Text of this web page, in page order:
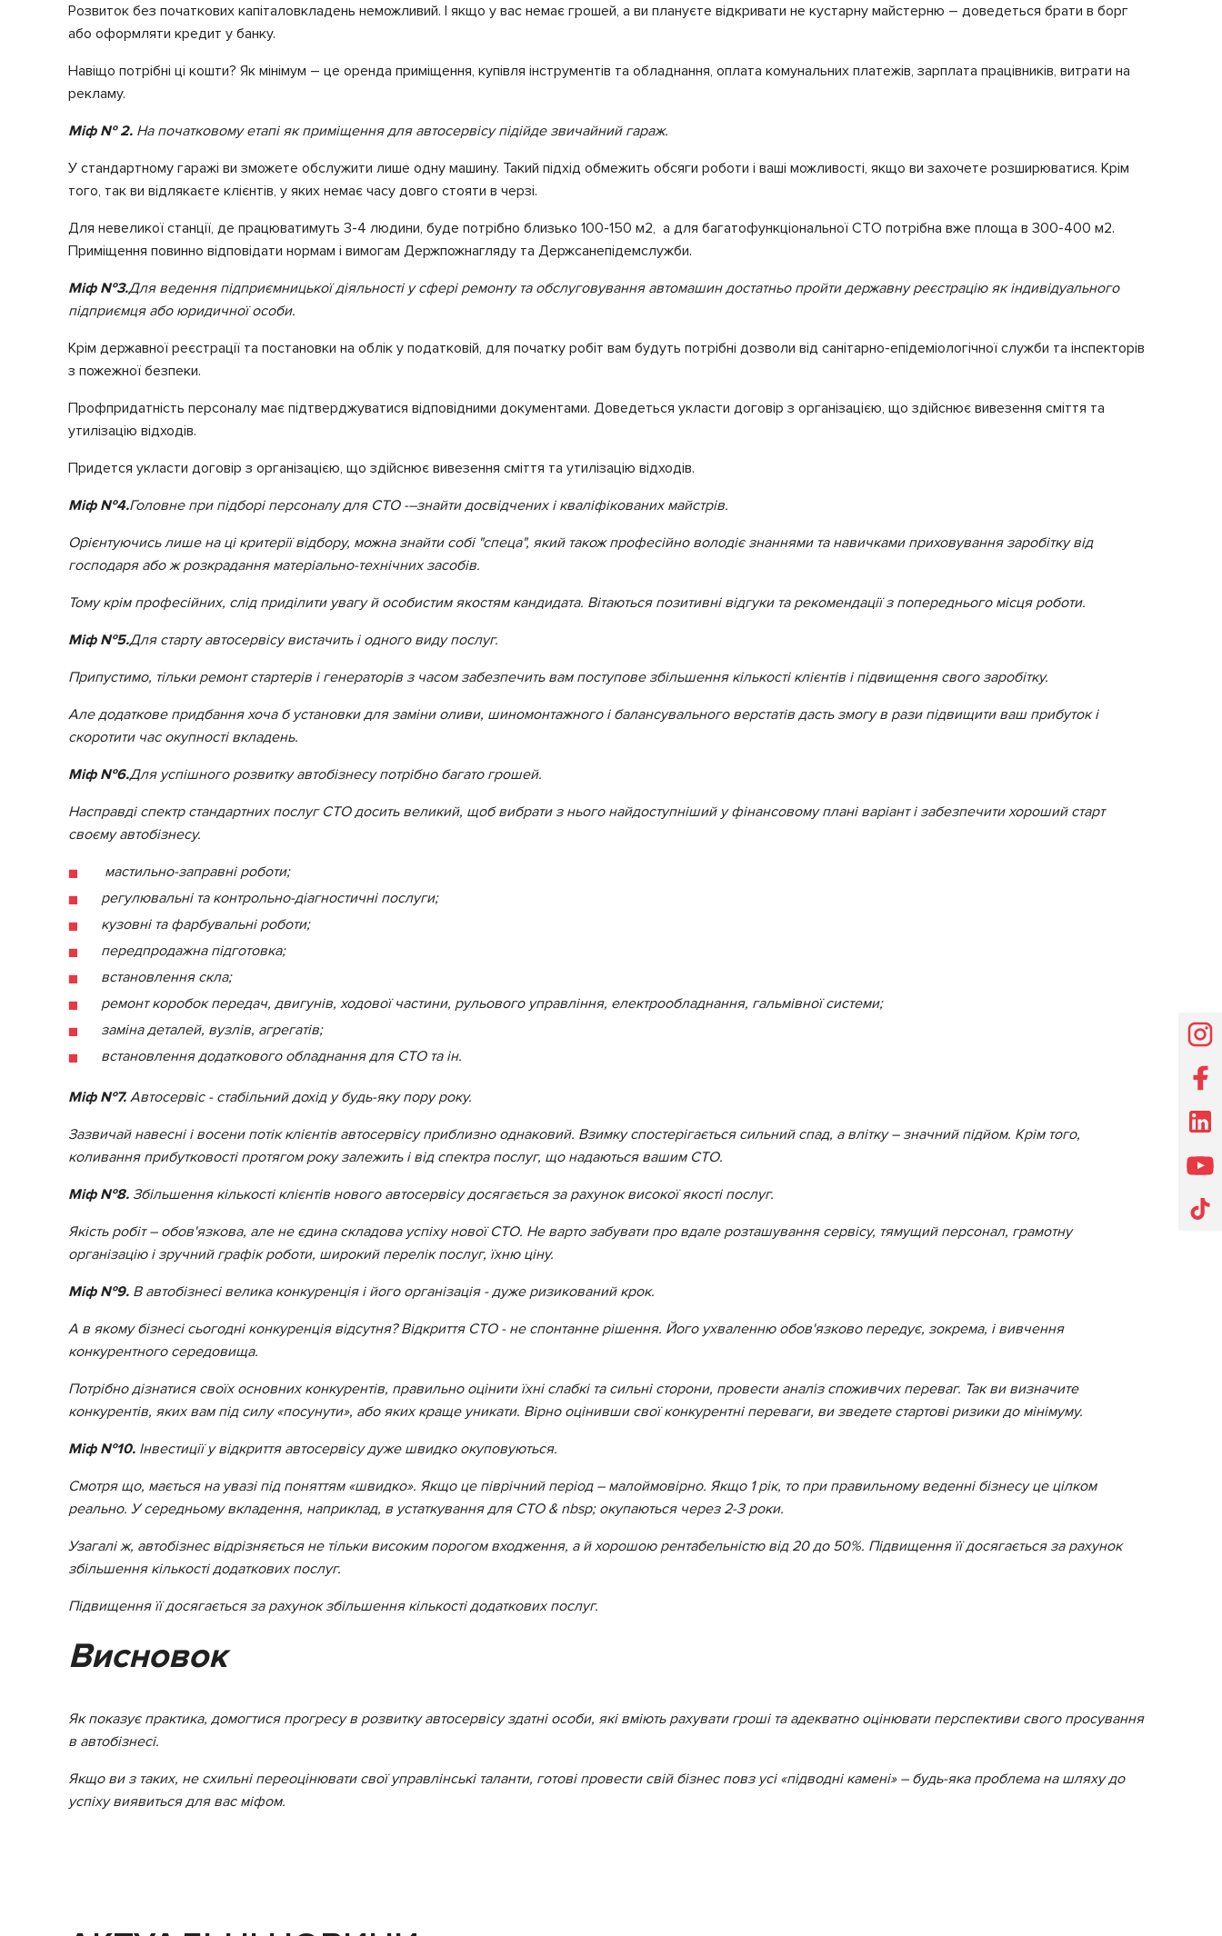
Розвиток без початкових капіталовкладень неможливий. І якщо у вас немає грошей, а ви плануєте відкривати не кустарну майстерню – доведеться брати в борг
або оформляти кредит у банку.
Навіщо потрібні ці кошти? Як мінімум – це оренда приміщення, купівля інструментів та обладнання, оплата комунальних платежів, зарплата працівників, витрати на
рекламу.
Міф № 2. На початковому етапі як приміщення для автосервісу підійде звичайний гараж.
У стандартному гаражі ви зможете обслужити лише одну машину. Такий підхід обмежить обсяги роботи і ваші можливості, якщо ви захочете розширюватися. Крім
того, так ви відлякаєте клієнтів, у яких немає часу довго стояти в черзі.
Для невеликої станції, де працюватимуть 3-4 людини, буде потрібно близько 100-150 м2, а для багатофункціональної СТО потрібна вже площа в 300-400 м2.
Приміщення повинно відповідати нормам і вимогам Держпожнагляду та Держсанепідемслужби.
Міф №3.Для ведення підприємницької діяльності у сфері ремонту та обслуговування автомашин достатньо пройти державну реєстрацію як індивідуального
підприємця або юридичної особи.
Крім державної реєстрації та постановки на облік у податковій, для початку робіт вам будуть потрібні дозволи від санітарно-епідеміологічної служби та інспекторів
з пожежної безпеки.
Профпридатність персоналу має підтверджуватися відповідними документами. Доведеться укласти договір з організацією, що здійснює вивезення сміття та
утилізацію відходів.
Придется укласти договір з організацією, що здійснює вивезення сміття та утилізацію відходів.
Міф №4.Головне при підборі персоналу для СТО -–знайти досвідчених і кваліфікованих майстрів.
Орієнтуючись лише на ці критерії відбору, можна знайти собі "спеца", який також професійно володіє знаннями та навичками приховування заробітку від
господаря або ж розкрадання матеріально-технічних засобів.
Тому крім професійних, слід приділити увагу й особистим якостям кандидата. Вітаються позитивні відгуки та рекомендації з попереднього місця роботи.
Міф №5.Для старту автосервісу вистачить і одного виду послуг.
Припустимо, тільки ремонт стартерів і генераторів з часом забезпечить вам поступове збільшення кількості клієнтів і підвищення свого заробітку.
Але додаткове придбання хоча б установки для заміни оливи, шиномонтажного і балансувального верстатів дасть змогу в рази підвищити ваш прибуток і
скоротити час окупності вкладень.
Міф №6.Для успішного розвитку автобізнесу потрібно багато грошей.
Насправді спектр стандартних послуг СТО досить великий, щоб вибрати з нього найдоступніший у фінансовому плані варіант і забезпечити хороший старт
своєму автобізнесу.
мастильно-заправні роботи;
регулювальні та контрольно-діагностичні послуги;
кузовні та фарбувальні роботи;
передпродажна підготовка;
встановлення скла;
ремонт коробок передач, двигунів, ходової частини, рульового управління, електрообладнання, гальмівної системи;
заміна деталей, вузлів, агрегатів;
встановлення додаткового обладнання для СТО та ін.
Міф №7. Автосервіс - стабільний дохід у будь-яку пору року.
Зазвичай навесні і восени потік клієнтів автосервісу приблизно однаковий. Взимку спостерігається сильний спад, а влітку – значний підйом. Крім того,
коливання прибутковості протягом року залежить і від спектра послуг, що надаються вашим СТО.
Міф №8. Збільшення кількості клієнтів нового автосервісу досягається за рахунок високої якості послуг.
Якість робіт – обов'язкова, але не єдина складова успіху нової СТО. Не варто забувати про вдале розташування сервісу, тямущий персонал, грамотну
організацію і зручний графік роботи, широкий перелік послуг, їхню ціну.
Міф №9. В автобізнесі велика конкуренція і його організація - дуже ризикований крок.
А в якому бізнесі сьогодні конкуренція відсутня? Відкриття СТО - не спонтанне рішення. Його ухваленню обов'язково передує, зокрема, і вивчення
конкурентного середовища.
Потрібно дізнатися своїх основних конкурентів, правильно оцінити їхні слабкі та сильні сторони, провести аналіз споживчих переваг. Так ви визначите
конкурентів, яких вам під силу «посунути», або яких краще уникати. Вірно оцінивши свої конкурентні переваги, ви зведете стартові ризики до мінімуму.
Міф №10. Інвестиції у відкриття автосервісу дуже швидко окуповуються.
Смотря що, мається на увазі під поняттям «швидко». Якщо це піврічний період – малоймовірно. Якщо 1 рік, то при правильному веденні бізнесу це цілком
реально. У середньому вкладення, наприклад, в устаткування для СТО & nbsp; окупаються через 2-3 роки.
Узагалі ж, автобізнес відрізняється не тільки високим порогом входження, а й хорошою рентабельністю від 20 до 50%. Підвищення її досягається за рахунок
збільшення кількості додаткових послуг.
Підвищення її досягається за рахунок збільшення кількості додаткових послуг.
Висновок
Як показує практика, домогтися прогресу в розвитку автосервісу здатні особи, які вміють рахувати гроші та адекватно оцінювати перспективи свого просування
в автобізнесі.
Якщо ви з таких, не схильні переоцінювати свої управлінські таланти, готові провести свій бізнес повз усі «підводні камені» – будь-яка проблема на шляху до
успіху виявиться для вас міфом.